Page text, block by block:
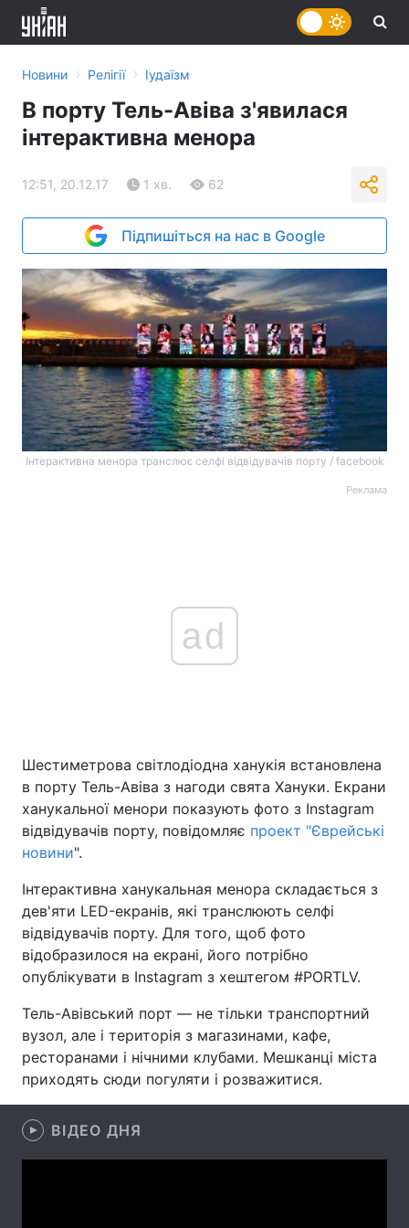
Головна Війна
Україна Політика
Економіка Світ
Спорт Наука
Техно і зв'язок Лайт
Здоров'я
Новини › Релігії › Іудаїзм
В порту Тель-Авіва з'явилася
інтерактивна менора
12:51, 20.12.17 1 хв. 62
Підпишіться на нас в Google
Інтерактивна менора транслює селфі відвідувачів порту / facebook
Реклама
ad
Шестиметрова світлодіодна ханукія встановлена
в порту Тель-Авіва з нагоди свята Хануки. Екрани
ханукальної менори показують фото з Instagram
відвідувачів порту, повідомляє проект "Єврейські
новини".
Інтерактивна ханукальная менора складається з
дев'яти LED-екранів, які транслюють селфі
відвідувачів порту. Для того, щоб фото
відобразилося на екрані, його потрібно
опублікувати в Instagram з хештегом #PORTLV.
Тель-Авівський порт — не тільки транспортний
вузол, але і територія з магазинами, кафе,
ресторанами і нічними клубами. Мешканці міста
приходять сюди погуляти і розважитися.
ВІДЕО ДНЯ